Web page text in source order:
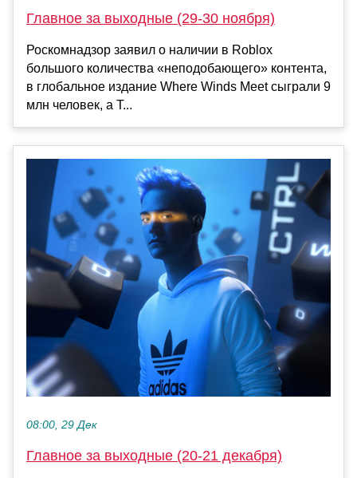
Главное за выходные (29-30 ноября)
Роскомнадзор заявил о наличии в Roblox
большого количества «неподобающего» контента,
в глобальное издание Where Winds Meet сыграли 9
млн человек, а T...
08:00, 29 Дек
Главное за выходные (20-21 декабря)